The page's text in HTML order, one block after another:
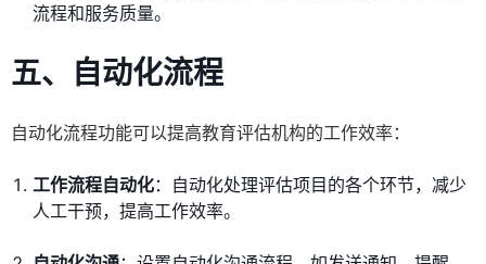
流程和服务质量。
五、自动化流程
自动化流程功能可以提高教育评估机构的工作效率：
工作流程自动化：自动化处理评估项目的各个环节，减少
人工干预，提高工作效率。